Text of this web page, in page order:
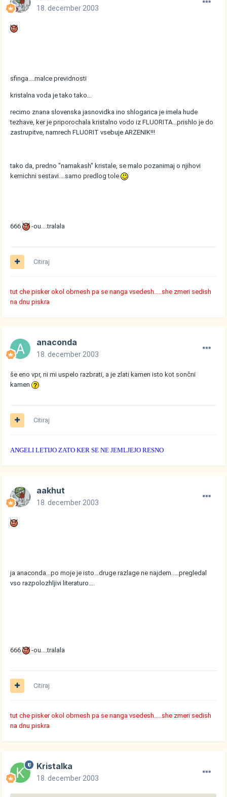
18. december 2003
sfinga....malce previdnosti
kristalna voda je tako tako...
recimo znana slovenska jasnovidka ino shlogarica je imela hude
tezhave, ker je priporochala kristalno vodo iz FLUORITA...prishlo je do
zastrupitve, namrech FLUORIT vsebuje ARZENIK!!!
tako da, predno "namakash" kristale, se malo pozanimaj o njihovi
kemichni sestavi....samo predlog tole
666 -ou....tralala
Citiraj
tut che pisker okol obrnesh pa se nanga vsedesh.....she zmeri sedish
na dnu piskra
anaconda
18. december 2003
še eno vpr, ni mi uspelo razbrati, a je zlati kamen isto kot sončni
kamen
Citiraj
ANGELI LETIJO ZATO KER SE NE JEMLJEJO RESNO
aakhut
18. december 2003
ja anaconda...po moje je isto...druge razlage ne najdem.....pregledal
vso razpolozhljivi literaturo....
666 -ou....tralala
Citiraj
tut che pisker okol obrnesh pa se nanga vsedesh.....she zmeri sedish
na dnu piskra
Kristalka
18. december 2003